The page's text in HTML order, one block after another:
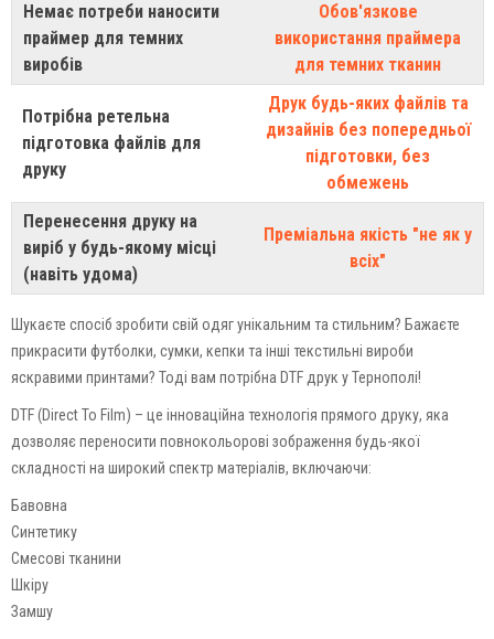
Немає потреби наносити
праймер для темних
виробів
Обов'язкове
використання праймера
для темних тканин
Потрібна ретельна
підготовка файлів для
друку
Друк будь-яких файлів та
дизайнів без попередньої
підготовки, без
обмежень
Перенесення друку на
виріб у будь-якому місці
(навіть удома)
Преміальна якість "не як у
всіх"
Шукаєте спосіб зробити свій одяг унікальним та стильним? Бажаєте
прикрасити футболки, сумки, кепки та інші текстильні вироби
яскравими принтами? Тоді вам потрібна DTF друк у Тернополі!
DTF (Direct To Film) – це інноваційна технологія прямого друку, яка
дозволяє переносити повнокольорові зображення будь-якої
складності на широкий спектр матеріалів, включаючи:
Бавовна
Синтетику
Смесові тканини
Шкіру
Замшу